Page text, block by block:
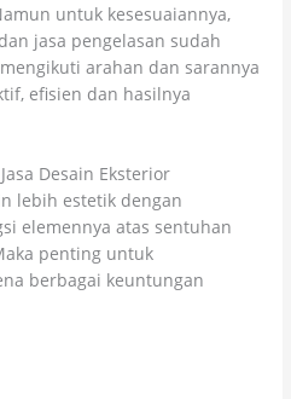
untuk kesesuaiannya,
jasa pengelasan sudah
arahan dan sarannya
efisien dan hasilnya
Desain Eksterior
lebih estetik dengan
elemennya atas sentuhan
penting untuk
berbagai keuntungan